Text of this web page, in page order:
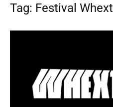
Tag: Festival Whext